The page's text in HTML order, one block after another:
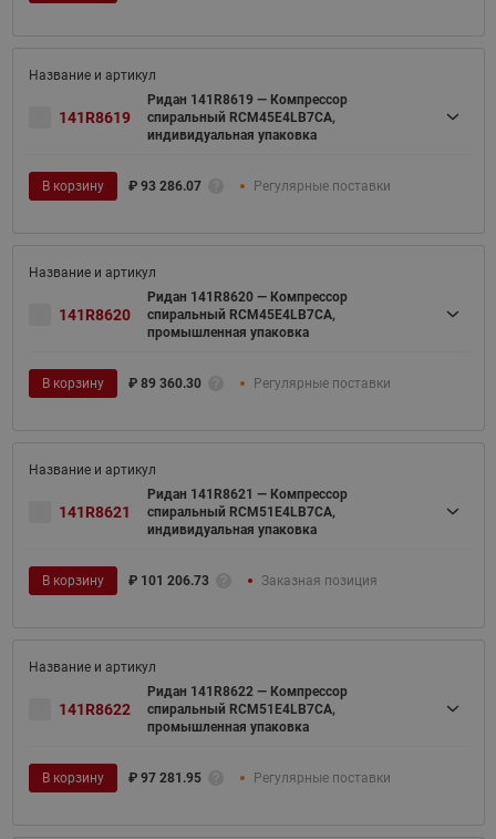
141R8619
Ридан 141R8619 — Компрессор
спиральный RCM45E4LB7CA,
индивидуальная упаковка
В корзину ₽ 93 286.07 Регулярные поставки
141R8620
Ридан 141R8620 — Компрессор
спиральный RCM45E4LB7CA,
промышленная упаковка
В корзину ₽ 89 360.30 Регулярные поставки
141R8621
Ридан 141R8621 — Компрессор
спиральный RCM51E4LB7CA,
индивидуальная упаковка
В корзину ₽ 101 206.73 Заказная позиция
141R8622
Ридан 141R8622 — Компрессор
спиральный RCM51E4LB7CA,
промышленная упаковка
В корзину ₽ 97 281.95 Регулярные поставки